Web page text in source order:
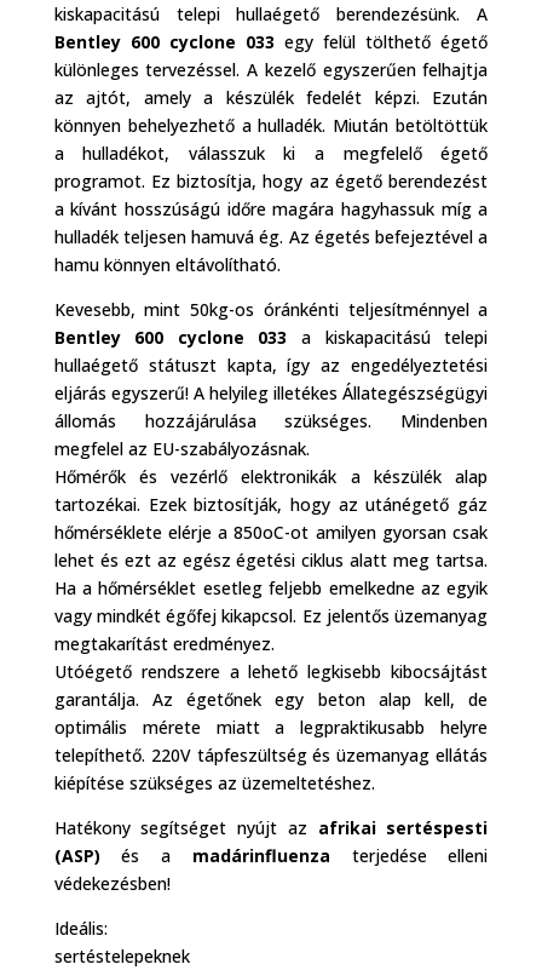
kiskapacitású telepi hullaégető berendezésünk. A
Bentley 600 cyclone 033egy felül tölthető égető
különleges tervezéssel. A kezelő egyszerűen felhajtja
az ajtót, amely a készülék fedelét képzi. Ezután
könnyen behelyezhető a hulladék. Miután betöltöttük
a hulladékot, válasszuk ki a megfelelő égető
programot. Ez biztosítja, hogy az égető berendezést
a kívánt hosszúságú időre magára hagyhassuk míg a
hulladék teljesen hamuvá ég. Az égetés befejeztével a
hamu könnyen eltávolítható.
Kevesebb, mint 50kg-os óránkénti teljesítménnyel a
Bentley 600 cyclone 033a kiskapacitású telepi
hullaégető státuszt kapta, így az engedélyeztetési
eljárás egyszerű! A helyileg illetékes Állategészségügyi
állomás hozzájárulása szükséges. Mindenben
megfelel az EU-szabályozásnak.
Hőmérők és vezérlő elektronikák a készülék alap
tartozékai. Ezek biztosítják, hogy az utánégető gáz
hőmérséklete elérje a 850oC-ot amilyen gyorsan csak
lehet és ezt az egész égetési ciklus alatt meg tartsa.
Ha a hőmérséklet esetleg feljebb emelkedne az egyik
vagy mindkét égőfej kikapcsol. Ez jelentős üzemanyag
megtakarítást eredményez.
Utóégető rendszere a lehető legkisebb kibocsájtást
garantálja. Az égetőnek egy beton alap kell, de
optimális mérete miatt a legpraktikusabb helyre
telepíthető. 220V tápfeszültség és üzemanyag ellátás
kiépítése szükséges az üzemeltetéshez.
Hatékony segítséget nyújt az afrikai sertéspesti
(ASP) és a madárinfluenza terjedése elleni
védekezésben!
Ideális:
sertéstelepeknek